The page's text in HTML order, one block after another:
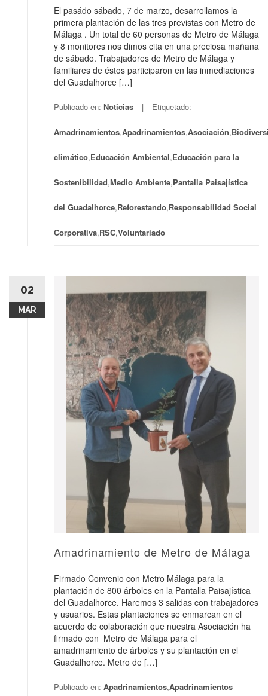
El pasádo sábado, 7 de marzo, desarrollamos la
primera plantación de las tres previstas con Metro de
Málaga . Un total de 60 personas de Metro de Málaga
y 8 monitores nos dimos cita en una preciosa mañana
de sábado. Trabajadores de Metro de Málaga y
familiares de éstos participaron en las inmediaciones
del Guadalhorce […]
Publicado en: Noticias Etiquetado:
Amadrinamientos,Apadrinamientos,Asociación,
climático,Educación Ambiental,Educación para la
Sostenibilidad,Medio Ambiente,Pantalla Paisajística
del Guadalhorce,Reforestando,Responsabilidad Social
Corporativa,RSC,Voluntariado
02
MAR
Amadrinamiento de Metro de Málaga
Firmado Convenio con Metro Málaga para la
plantación de 800 árboles en la Pantalla Paisajística
del Guadalhorce. Haremos 3 salidas con trabajadores
y usuarios. Estas plantaciones se enmarcan en el
acuerdo de colaboración que nuestra Asociación ha
firmado con Metro de Málaga para el
amadrinamiento de árboles y su plantación en el
Guadalhorce. Metro de […]
Publicado en: Apadrinamientos,Apadrinamientos